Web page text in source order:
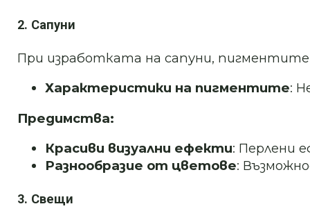
2. Сапуни
При изработката на сапуни,
Характеристики на пигментите:
Предимства:
Красиви визуални ефекти: Перлени
Разнообразие от цветове:
3. Свещи